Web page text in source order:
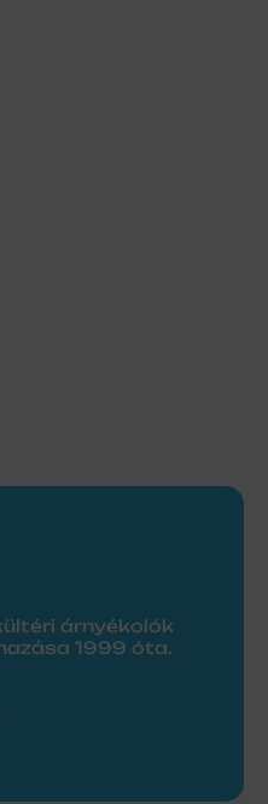
árnyékolók
1999 óta.